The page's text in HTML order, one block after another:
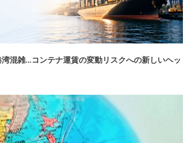
混雑…コンテナ運賃の変動リスクへの新しいヘッ